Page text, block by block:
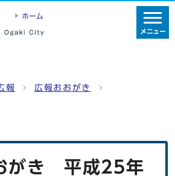
ホーム
メニュー
報 広報おおがき
がき 平成25年